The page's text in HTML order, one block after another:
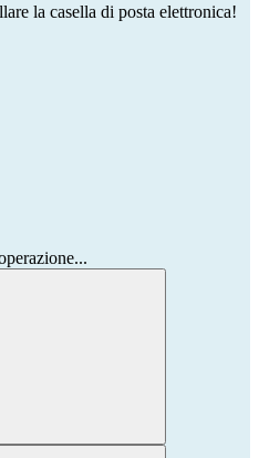
la casella di posta elettronica!